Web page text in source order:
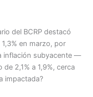
del BCRP destacó
en marzo, por
inflación subyacente —
2,1% a 1,9%, cerca
impactada?